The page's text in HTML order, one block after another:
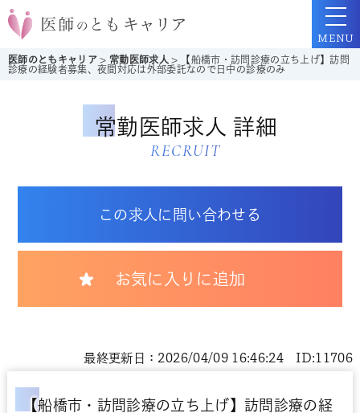
医師のともキャリア >常勤医師求人 >
【船橋市・訪問診療の立ち上げ】訪問
診療の経験者募集、夜間対応は外部委託なので日中の診療のみ
MENU
常勤医師求人 詳細
RECRUIT
この求人に問い合わせる
お気に入りに追加
【船橋市・訪問診療の立ち上げ】訪問診療の経
最終更新日：2026/04/09 16:46:24 ID:11706